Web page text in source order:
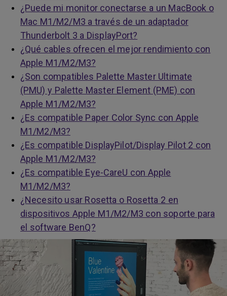
¿Puede mi monitor conectarse a un MacBook o
Mac M1/M2/M3 a través de un adaptador
Thunderbolt 3 a DisplayPort?
¿Qué cables ofrecen el mejor rendimiento con
Apple M1/M2/M3?
¿Son compatibles Palette Master Ultimate
(PMU) y Palette Master Element (PME) con
Apple M1/M2/M3?
¿Es compatible Paper Color Sync con Apple
M1/M2/M3?
¿Es compatible DisplayPilot/Display Pilot 2 con
Apple M1/M2/M3?
¿Es compatible Eye-CareU con Apple
M1/M2/M3?
¿Necesito usar Rosetta o Rosetta 2 en
dispositivos Apple M1/M2/M3 con soporte para
el software BenQ?